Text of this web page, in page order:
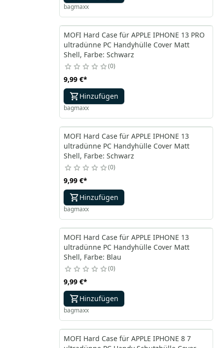
bagmaxx
MOFI Hard Case für APPLE IPHONE 13 PRO
ultradünne PC Handyhülle Cover Matt
Shell, Farbe: Schwarz
0
9,99 €*
Hinzufügen
bagmaxx
MOFI Hard Case für APPLE IPHONE 13
ultradünne PC Handyhülle Cover Matt
Shell, Farbe: Schwarz
0
9,99 €*
Hinzufügen
bagmaxx
MOFI Hard Case für APPLE IPHONE 13
ultradünne PC Handyhülle Cover Matt
Shell, Farbe: Blau
0
9,99 €*
Hinzufügen
bagmaxx
MOFI Hard Case für APPLE IPHONE 8 7